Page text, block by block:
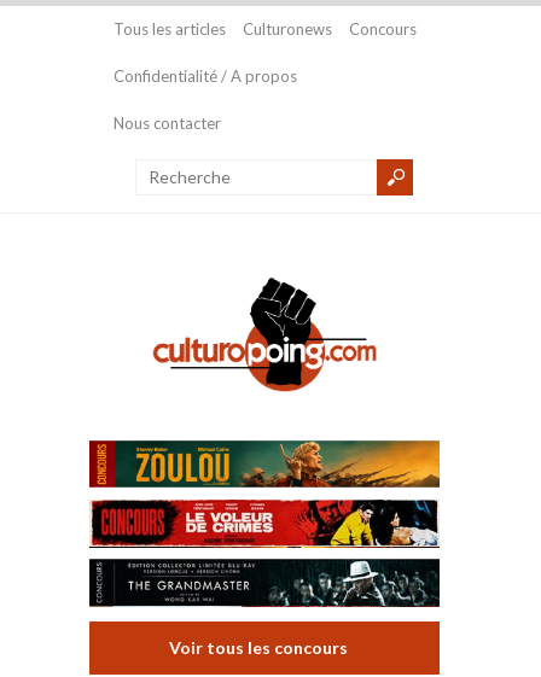
Tous les articles Culturonews Concours
Confidentialité / A propos
Nous contacter
Voir tous les concours